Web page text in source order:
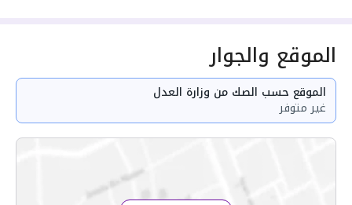
الموقع والجوار
الموقع حسب الصك من وزارة العدل
غير متوفر